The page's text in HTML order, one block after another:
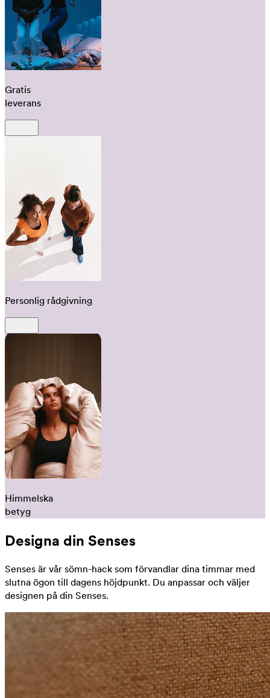
Gratis
leverans
Personlig rådgivning
Himmelska
betyg
Designa din Senses
Senses är vår sömn-hack som förvandlar dina timmar med
slutna ögon till dagens höjdpunkt. Du anpassar och väljer
designen på din Senses.